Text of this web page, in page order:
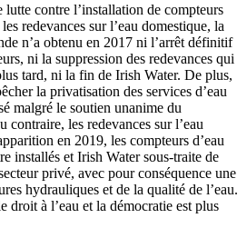
lutte contre l’installation de compteurs
redevances sur l’eau domestique, la
n’a obtenu en 2017 ni l’arrêt définitif
ni la suppression des redevances qui
tard, ni la fin de Irish Water. De plus,
la privatisation des services d’eau
malgré le soutien unanime du
contraire, les redevances sur l’eau
en 2019, les compteurs d’eau
installés et Irish Water sous-traite de
privé, avec pour conséquence une
hydrauliques et de la qualité de l’eau.
droit à l’eau et la démocratie est plus